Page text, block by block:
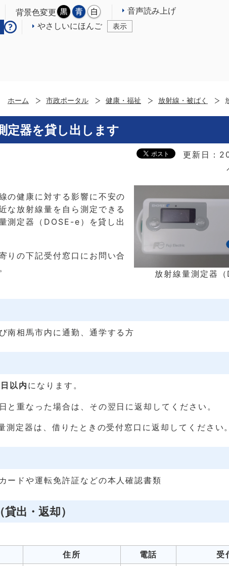
背景色変更 音声読み上げ
やさしいにほんご 表示
ホーム 市政ポータル 健康・福祉 放射線・被ばく
定器を貸し出します
更新日：
放射線量測定器（
の健康に対する影響に不安の
な放射線量を自ら測定できる
測定器（DOSE-e）を貸し出
りの下記受付窓口にお問い合
南相馬市内に通勤、通学する方
以内 になります。
と重なった場合は、その翌日に返却してください。
測定器は、借りたときの受付窓口に返却してください。
ードや運転免許証などの本人確認書類
出・返却）
住所 電話 受